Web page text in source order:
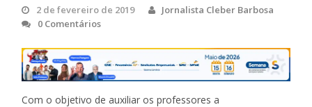
2 de fevereiro de 2019
Jornalista Cleber Barbosa
0 Comentários
Com o objetivo de auxiliar os professores a